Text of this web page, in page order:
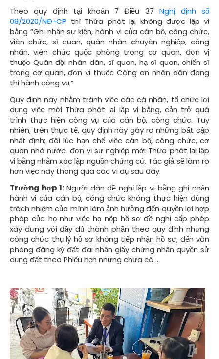
Theo quy định tại khoản 7 Điều 37Nghị định số
08/2020/NĐ-CP thì Thừa phát lại không được lập vi
bằng “Ghi nhận sự kiện, hành vi của cán bộ, công chức,
viên chức, sĩ quan, quân nhân chuyên nghiệp, công
nhân, viên chức quốc phòng trong cơ quan, đơn vị
thuộc Quân đội nhân dân, sĩ quan, hạ sĩ quan, chiến sĩ
trong cơ quan, đơn vị thuộc Công an nhân dân đang
thi hành công vụ.”
Quy định này nhằm tránh việc các cá nhân, tổ chức lợi
dụng việc mời Thừa phát lại lập vi bằng, cản trở quá
trình thực hiện công vụ của cán bộ, công chức. Tuy
nhiên, trên thực tế, quy định này gây ra những bất cập
nhất định; đôi lúc hạn chế việc cán bộ, công chức, cơ
quan nhà nước, đơn vị sự nghiệp mời Thừa phát lại lập
vi bằng nhằm xác lập nguồn chứng cứ. Tác giả sẽ làm rõ
hơn việc này thông qua các ví dụ sau đây:
Trường hợp 1: Người dân đề nghị lập vi bằng ghi nhận
hành vi của cán bộ, công chức không thực hiện đúng
trách nhiệm của mình làm ảnh hưởng đến quyền lợi hợp
pháp của họ như việc họ nộp hồ sơ đề nghị cấp phép
xây dựng với đầy đủ thành phần theo quy định nhưng
công chức thụ lý hồ sơ không tiếp nhận hồ sơ; đến văn
phòng đăng ký đất đai nhận giấy chứng nhận quyền sử
dụng đất theo Phiếu hẹn nhưng chưa có ...